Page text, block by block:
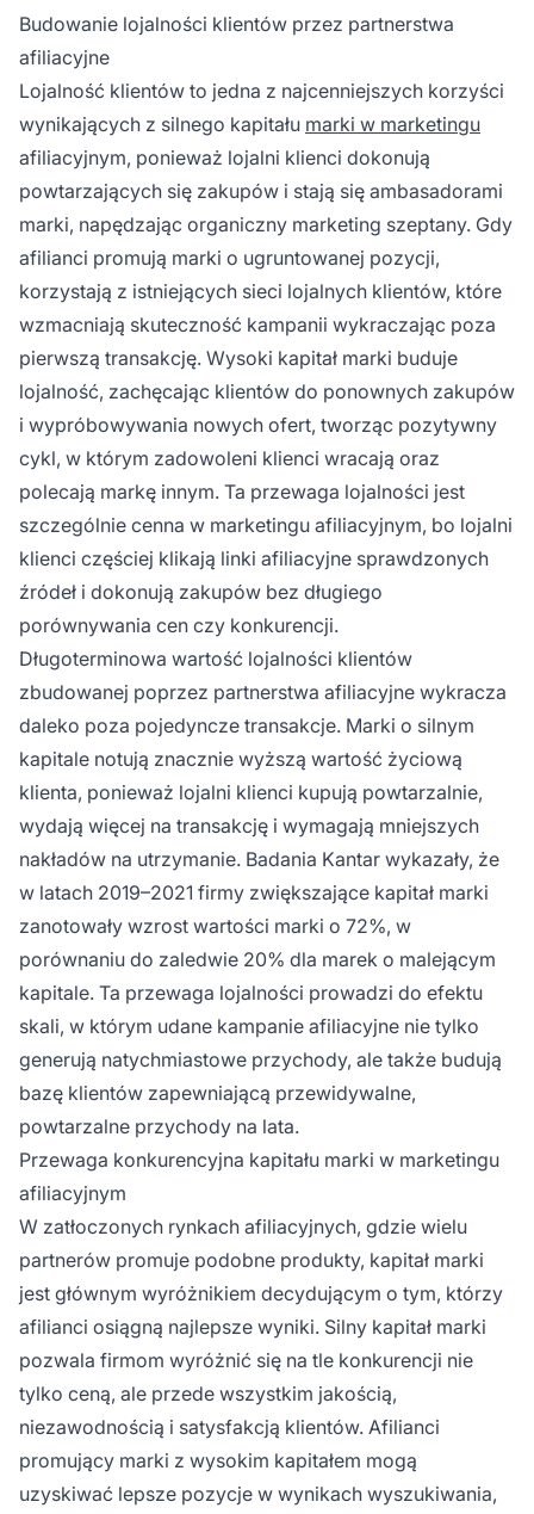
Budowanie lojalności klientów przez partnerstwa
afiliacyjne
Lojalność klientów to jedna z najcenniejszych korzyści
wynikających z silnego kapitału marki w marketingu
afiliacyjnym, ponieważ lojalni klienci dokonują
powtarzających się zakupów i stają się ambasadorami
marki, napędzając organiczny marketing szeptany. Gdy
afilianci promują marki o ugruntowanej pozycji,
korzystają z istniejących sieci lojalnych klientów, które
wzmacniają skuteczność kampanii wykraczając poza
pierwszą transakcję. Wysoki kapitał marki buduje
lojalność, zachęcając klientów do ponownych zakupów
i wypróbowywania nowych ofert, tworząc pozytywny
cykl, w którym zadowoleni klienci wracają oraz
polecają markę innym. Ta przewaga lojalności jest
szczególnie cenna w marketingu afiliacyjnym, bo lojalni
klienci częściej klikają linki afiliacyjne sprawdzonych
źródeł i dokonują zakupów bez długiego
porównywania cen czy konkurencji.
Długoterminowa wartość lojalności klientów
zbudowanej poprzez partnerstwa afiliacyjne wykracza
daleko poza pojedyncze transakcje. Marki o silnym
kapitale notują znacznie wyższą wartość życiową
klienta, ponieważ lojalni klienci kupują powtarzalnie,
wydają więcej na transakcję i wymagają mniejszych
nakładów na utrzymanie. Badania Kantar wykazały, że
w latach 2019–2021 firmy zwiększające kapitał marki
zanotowały wzrost wartości marki o 72%, w
porównaniu do zaledwie 20% dla marek o malejącym
kapitale. Ta przewaga lojalności prowadzi do efektu
skali, w którym udane kampanie afiliacyjne nie tylko
generują natychmiastowe przychody, ale także budują
bazę klientów zapewniającą przewidywalne,
powtarzalne przychody na lata.
Przewaga konkurencyjna kapitału marki w marketingu
afiliacyjnym
W zatłoczonych rynkach afiliacyjnych, gdzie wielu
partnerów promuje podobne produkty, kapitał marki
jest głównym wyróżnikiem decydującym o tym, którzy
afilianci osiągną najlepsze wyniki. Silny kapitał marki
pozwala firmom wyróżnić się na tle konkurencji nie
tylko ceną, ale przede wszystkim jakością,
niezawodnością i satysfakcją klientów. Afilianci
promujący marki z wysokim kapitałem mogą
uzyskiwać lepsze pozycje w wynikach wyszukiwania,